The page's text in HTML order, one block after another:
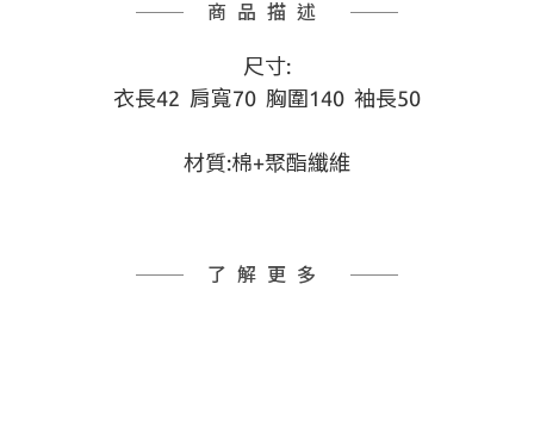
商品描述
尺寸:
衣長42  肩寬70  胸圍140  袖長50
材質:棉+聚酯纖維
了解更多